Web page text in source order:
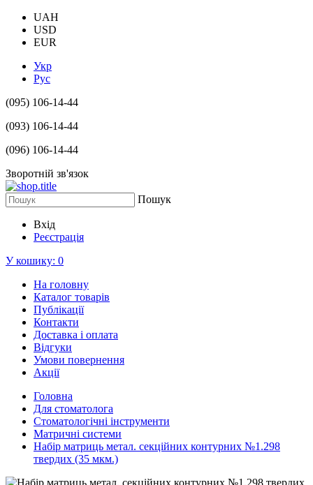
UAH
USD
EUR
Укр
Рус
(095) 106-14-44
(093) 106-14-44
(096) 106-14-44
Зворотній зв'язок
Пошук
Вхід
Реєстрація
У кошику: 0
На головну
Каталог товарів
Публікації
Контакти
Доставка і оплата
Відгуки
Умови повернення
Акції
Головна
Для стоматолога
Стоматологічні інструменти
Матричні системи
Набір матриць метал. секційних контурних №1.298
твердих (35 мкм.)